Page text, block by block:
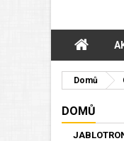
Domů
DOMŮ